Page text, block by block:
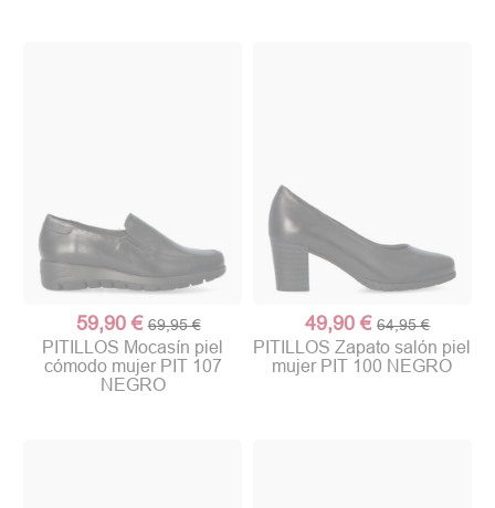
59,90 € 69,95 €
PITILLOS Mocasín piel
cómodo mujer PIT 107
NEGRO
49,90 € 64,95 €
PITILLOS Zapato salón piel
mujer PIT 100 NEGRO